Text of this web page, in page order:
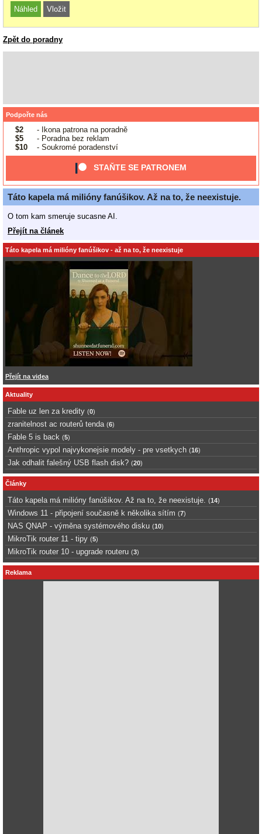
Zpět do poradny
Podpořte nás
$2
- Ikona patrona na poradně
$5
- Poradna bez reklam
$10
- Soukromé poradenství
STAŇTE SE PATRONEM
Táto kapela má milióny fanúšikov. Až na to, že neexistuje.
O tom kam smeruje sucasne AI.
Přejít na článek
Táto kapela má milióny fanúšikov - až na to, že neexistuje
Přejít na videa
Aktuality
Fable uz len za kredity (0)
zranitelnost ac routerů tenda (6)
Fable 5 is back (5)
Anthropic vypol najvykonejsie modely - pre vsetkych (16)
Jak odhalit falešný USB flash disk? (20)
Články
Táto kapela má milióny fanúšikov. Až na to, že neexistuje. (14)
Windows 11 - připojení současně k několika sítím (7)
NAS QNAP - výměna systémového disku (10)
MikroTik router 11 - tipy (5)
MikroTik router 10 - upgrade routeru (3)
Reklama